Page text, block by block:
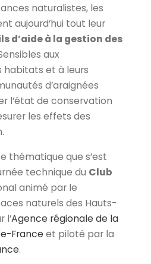
naturalistes, les
aujourd’hui tout leur
d’aide à la gestion des
aux
habitats et à leurs
d’araignées
l’état de conservation
les effets des
thématique que s’est
technique du Club
animé par le
naturels des Hauts-
l’Agence régionale de la
Franceet piloté par la
.